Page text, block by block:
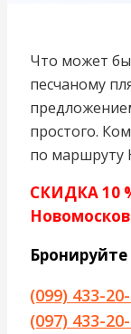
Что может
песчаному
простого.
по маршруту
СКИДКА 10
(099) 433-
(097) 433-